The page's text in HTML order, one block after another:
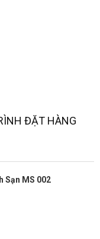
ĐẶT HÀNG
Sạn MS 002